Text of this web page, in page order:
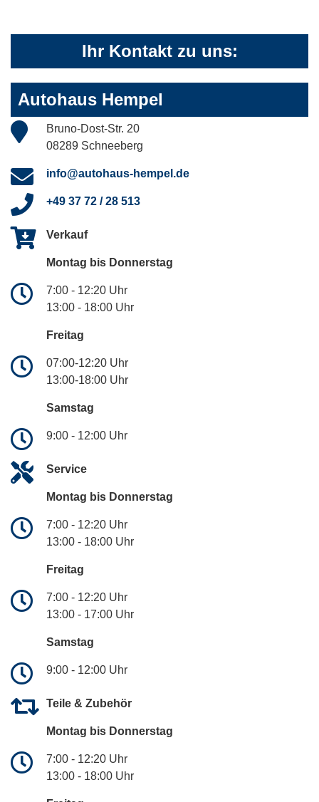
Ihr Kontakt zu uns:
Autohaus Hempel
Bruno-Dost-Str. 20
08289 Schneeberg
info@autohaus-hempel.de
+49 37 72 / 28 513
Verkauf
Montag bis Donnerstag
7:00 - 12:20 Uhr
13:00 - 18:00 Uhr
Freitag
07:00-12:20 Uhr
13:00-18:00 Uhr
Samstag
9:00 - 12:00 Uhr
Service
Montag bis Donnerstag
7:00 - 12:20 Uhr
13:00 - 18:00 Uhr
Freitag
7:00 - 12:20 Uhr
13:00 - 17:00 Uhr
Samstag
9:00 - 12:00 Uhr
Teile & Zubehör
Montag bis Donnerstag
7:00 - 12:20 Uhr
13:00 - 18:00 Uhr